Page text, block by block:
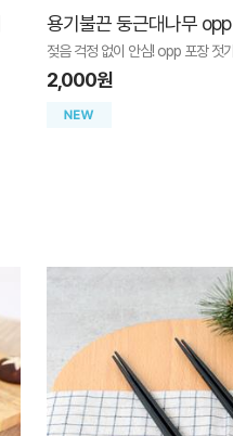
용기불끈 둥근대나무
젖음 걱정 없이 안심! opp 포장 젓
2,000원